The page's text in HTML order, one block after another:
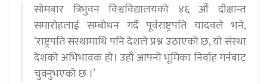
सोमबार त्रिभुवन विश्वविद्यालयको ४६ औं दीक्षान्त
समारोहलाई सम्बोधन गर्दै पूर्वराष्ट्रपति यादवले भने,
‘राष्ट्रपति संस्थामाथि पनि देशले प्रश्न उठाएको छ, यो संस्था
देशको अभिभावक हो। उहाँ आफ्नो भूमिका निर्वाह गर्नबाट
चुक्नुभएको छ ।’